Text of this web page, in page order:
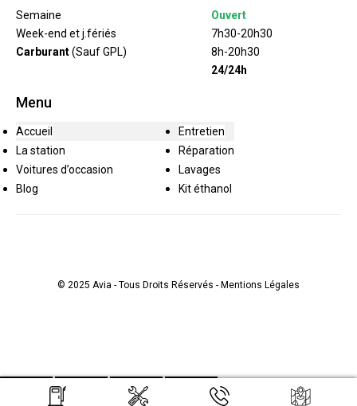
Semaine
Week-end et j.fériés
Carburant(Sauf GPL)
Ouvert
7h30-20h30
8h-20h30
24/24h
Menu
Accueil
La station
Voitures d’occasion
Blog
Entretien
Réparation
Lavages
Kit éthanol
© 2025 Avia - Tous Droits Réservés - Mentions Légales